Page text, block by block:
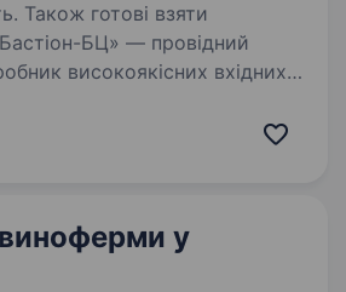
Також готові взяти
високоякісних вхідних
професіоналізм,
у